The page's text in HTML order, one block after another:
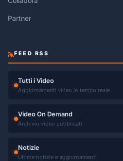
Partner
FEED RSS
Tutti i Video
Aggiornamenti video in tempo reale
Video On Demand
Archivio video pubblicati
Notizie
Ultime notizie e aggiornamenti